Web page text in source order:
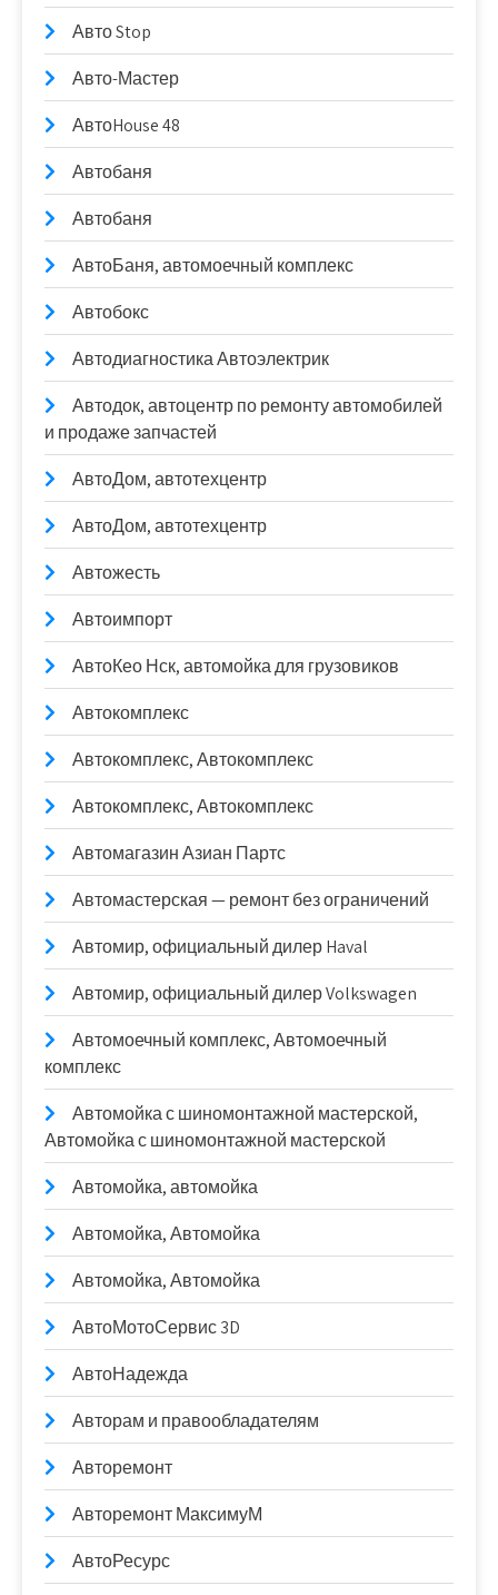
Авто Stop
Авто-Мастер
АвтоHouse 48
Автобаня
Автобаня
АвтоБаня, автомоечный комплекс
Автобокс
Автодиагностика Автоэлектрик
Автодок, автоцентр по ремонту автомобилей
и продаже запчастей
АвтоДом, автотехцентр
АвтоДом, автотехцентр
Автожесть
Автоимпорт
АвтоКео Нск, автомойка для грузовиков
Автокомплекс
Автокомплекс, Автокомплекс
Автокомплекс, Автокомплекс
Автомагазин Азиан Партс
Автомастерская — ремонт без ограничений
Автомир, официальный дилер Haval
Автомир, официальный дилер Volkswagen
Автомоечный комплекс, Автомоечный
комплекс
Автомойка с шиномонтажной мастерской,
Автомойка с шиномонтажной мастерской
Автомойка, автомойка
Автомойка, Автомойка
Автомойка, Автомойка
АвтоМотоСервис 3D
АвтоНадежда
Авторам и правообладателям
Авторемонт
Авторемонт МаксимуМ
АвтоРесурс